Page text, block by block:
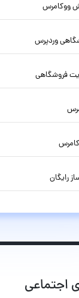
ووکامرس
وردپرس
فروشگاهی
رایگان
اجتماعی